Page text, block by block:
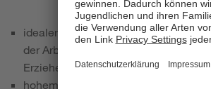
idealerweise einer Qualifikation als
der Arbeit mit Kindern und
Erzieherausbildung bei SOS-
hohem Engagement in der Arbeit